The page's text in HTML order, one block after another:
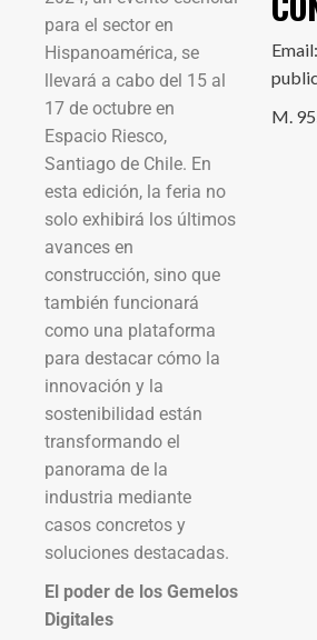
para el sector en
Hispanoamérica, se
llevará a cabo del 15 al
17 de octubre en
Espacio Riesco,
Santiago de Chile. En
esta edición, la feria no
solo exhibirá los últimos
avances en
construcción, sino que
también funcionará
como una plataforma
para destacar cómo la
innovación y la
sostenibilidad están
transformando el
panorama de la
industria mediante
casos concretos y
soluciones destacadas.
El poder de los Gemelos
Digitales
Email:
M.